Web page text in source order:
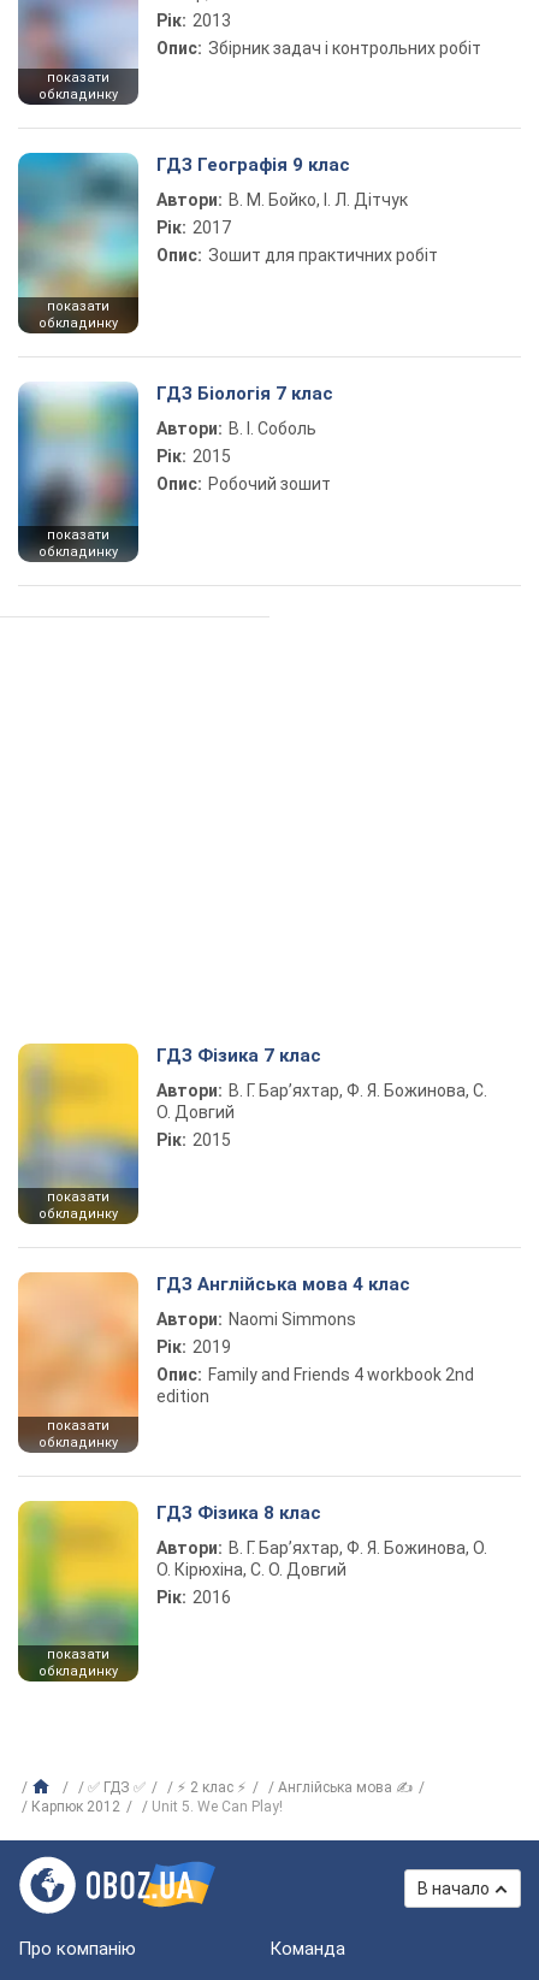
показати
обкладинку
Рік: 2013
Опис: Збірник задач і контрольних робіт
показати
обкладинку
ГДЗ Географія 9 клас
Автори: В. М. Бойко, І. Л. Дітчук
Рік: 2017
Опис: Зошит для практичних робіт
показати
обкладинку
ГДЗ Біологія 7 клас
Автори: В. І. Соболь
Рік: 2015
Опис: Робочий зошит
показати
обкладинку
ГДЗ Фізика 7 клас
Автори: В. Г. Бар’яхтар, Ф. Я. Божинова, С.
О. Довгий
Рік: 2015
показати
обкладинку
ГДЗ Англійська мова 4 клас
Автори: Naomi Simmons
Рік: 2019
Опис: Family and Friends 4 workbook 2nd
edition
показати
обкладинку
ГДЗ Фізика 8 клас
Автори: В. Г. Бар’яхтар, Ф. Я. Божинова, О.
О. Кірюхіна, С. О. Довгий
Рік: 2016
✅ ГДЗ ✅ ⚡ 2 клас ⚡
Англійська мова ✍
Карпюк 2012
Unit 5. We Can Play!
В начало
Про компанію Команда